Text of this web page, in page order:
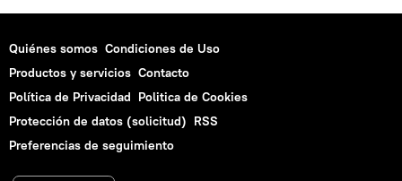
Quiénes somos Condiciones de Uso
Productos y servicios Contacto
Política de Privacidad Politica de Cookies
Protección de datos (solicitud) RSS
Preferencias de seguimiento